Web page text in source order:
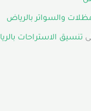
والسواتر بالرياض
تنسيق الاستراحات